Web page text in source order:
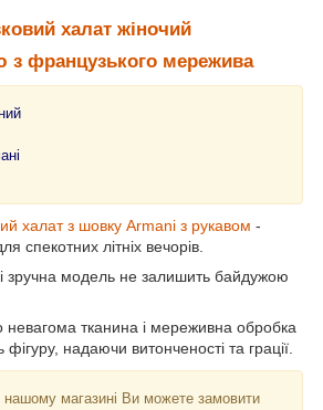
халат жіночий
з французького мережива
халат з шовку Armani з рукавом -
спекотних літніх вечорів.
зручна модель не залишить байдужою
невагома тканина і мереживна обробка
надаючи витонченості та грації.
нашому магазині Ви можете замовити